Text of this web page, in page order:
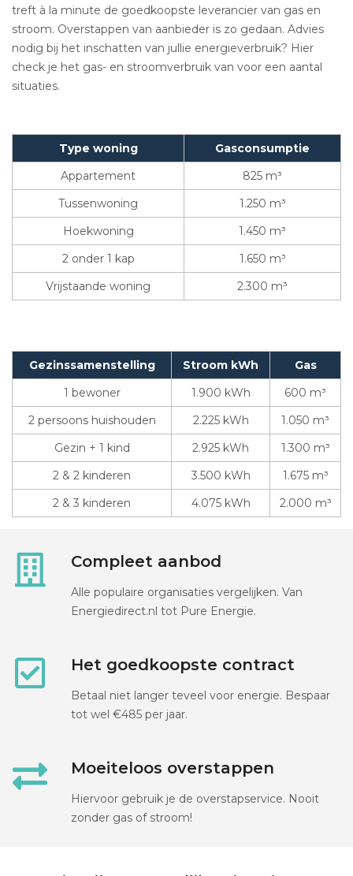
treft à la minute de goedkoopste leverancier van gas en
stroom. Overstappen van aanbieder is zo gedaan. Advies
nodig bij het inschatten van jullie energieverbruik? Hier
check je het gas- en stroomverbruik van voor een aantal
situaties.
Type woning
Gasconsumptie
Appartement
825 m³
Tussenwoning
1.250 m³
Hoekwoning
1.450 m³
2 onder 1 kap
1.650 m³
Vrijstaande woning
2.300 m³
Gezinssamenstelling Stroom kWh
Gas
1 bewoner
1.900 kWh
600 m³
2 persoons huishouden
2.225 kWh
1.050 m³
Gezin + 1 kind
2.925 kWh
1.300 m³
2 & 2 kinderen
3.500 kWh
1.675 m³
2 & 3 kinderen
4.075 kWh 2.000 m³
Compleet aanbod
Alle populaire organisaties vergelijken. Van
Energiedirect.nl tot Pure Energie.
Het goedkoopste contract
Betaal niet langer teveel voor energie. Bespaar
tot wel €485 per jaar.
Moeiteloos overstappen
Hiervoor gebruik je de overstapservice. Nooit
zonder gas of stroom!